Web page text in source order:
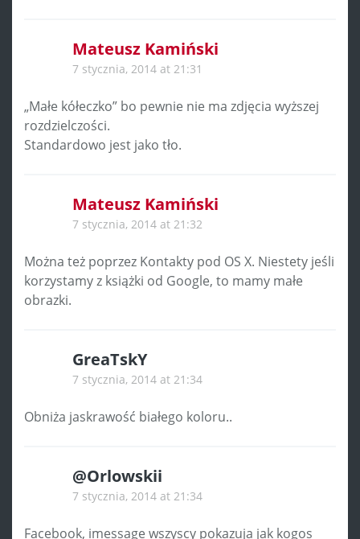
Mateusz Kamiński
7 stycznia, 2014 at 21:31
„Małe kółeczko” bo pewnie nie ma zdjęcia wyższej
rozdzielczości.
Standardowo jest jako tło.
Mateusz Kamiński
7 stycznia, 2014 at 21:32
Można też poprzez Kontakty pod OS X. Niestety jeśli
korzystamy z książki od Google, to mamy małe
obrazki.
GreaTskY
7 stycznia, 2014 at 21:34
Obniża jaskrawość białego koloru..
@Orlowskii
7 stycznia, 2014 at 21:34
Facebook, imessage wszyscy pokazuja jak kogos